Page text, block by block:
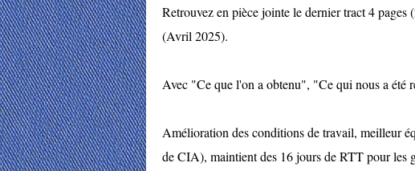
Retrouvez en pièce jointe le dernier tract 4
(Avril 2025).
Avec "Ce que l'on a obtenu", "Ce qui nous a été
Amélioration des conditions de travail, meilleur
de CIA), maintient des 16 jours de RTT pour les